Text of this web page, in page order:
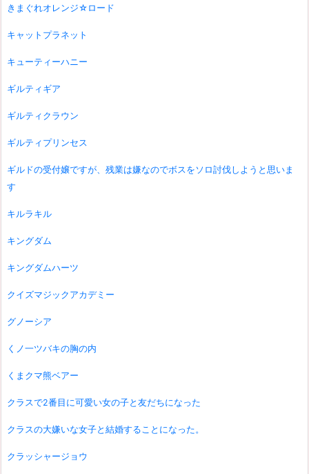
きまぐれオレンジ☆ロード
キャットプラネット
キューティーハニー
ギルティギア
ギルティクラウン
ギルティプリンセス
ギルドの受付嬢ですが、残業は嫌なのでボスをソロ討伐しようと思いま
す
キルラキル
キングダム
キングダムハーツ
クイズマジックアカデミー
グノーシア
くノ一ツバキの胸の内
くまクマ熊ベアー
クラスで2番目に可愛い女の子と友だちになった
クラスの大嫌いな女子と結婚することになった。
クラッシャージョウ